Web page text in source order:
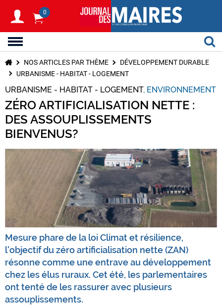
0
NOS ARTICLES PAR THÈME
DÉVELOPPEMENT DURABLE
URBANISME - HABITAT - LOGEMENT
URBANISME - HABITAT - LOGEMENT ENVIRONNEMENT
ZÉRO ARTIFICIALISATION NETTE :
DES ASSOUPLISSEMENTS
BIENVENUS?
Mesure phare de la loi Climat et résilience,
l'objectif du zéro artificialisation nette (ZAN)
résonne comme une entrave au développement
chez les élus ruraux. Cet été, les parlementaires
ont tenté de les rassurer avec plusieurs
assouplissements.